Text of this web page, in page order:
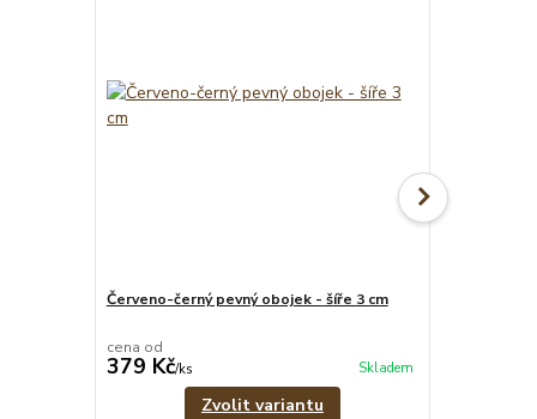
Červeno-černý pevný obojek - šíře 3 cm
cena od
379 Kč/ks Skladem
Zvolit variantu